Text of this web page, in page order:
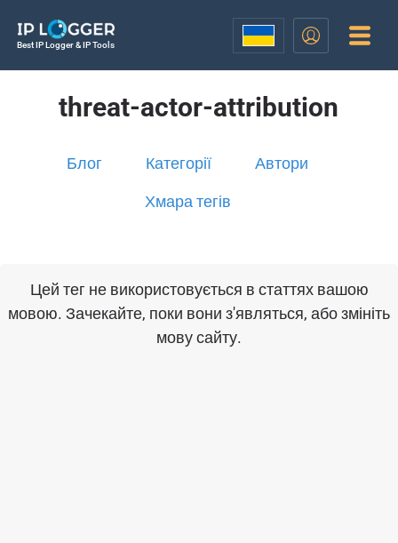
Best IP Logger & IP Tools
threat-actor-attribution
Блог Категорії Автори
Хмара тегів